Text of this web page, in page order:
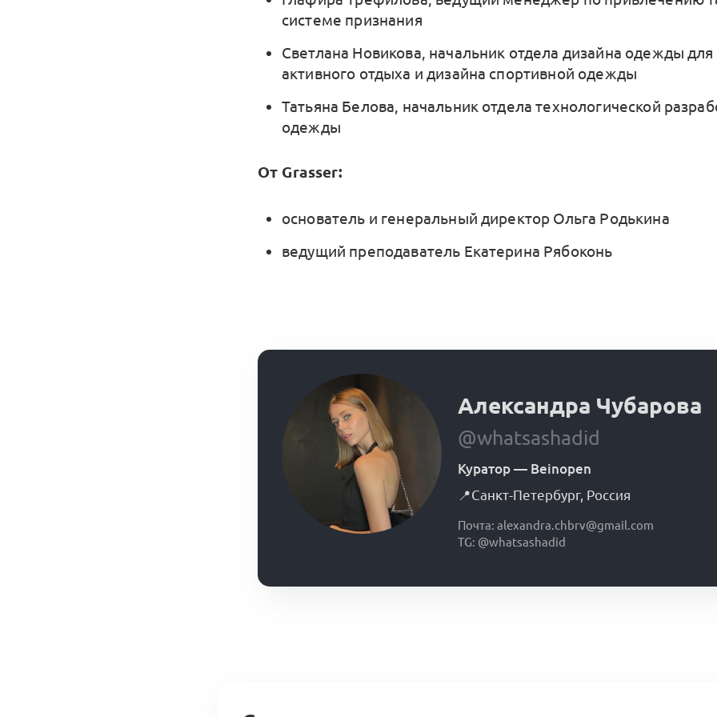
системе признания
Светлана Новикова, начальник отдела дизайна одежды для
активного отдыха и дизайна спортивной одежды
Татьяна Белова, начальник отдела технологической
одежды
От Grasser:
основатель и генеральный директор Ольга Родькина
ведущий преподаватель Екатерина Рябоконь
Александра Чубарова
@whatsashadid
Куратор — Beinopen
📍Санкт-Петербург, Россия
Почта: alexandra.chbrv@gmail.com
TG: @whatsashadid